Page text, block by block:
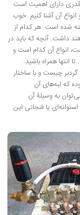
قدری دارای اهمیت است
انواع آن آشنا کنیم. خوب
شده است. هر کدام از
داشت. آنچه که باید در
انواع آن کدام است و
انتها همراه باشید.
چیست و با ساختار
که لبه‌های آن
به وسیلۀ آن
یا فنجانی این